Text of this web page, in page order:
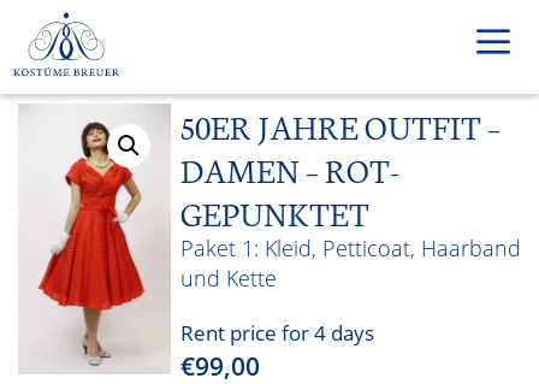
content
50ER JAHRE OUTFIT –
DAMEN – ROT-
GEPUNKTET
Kleid, Petticoat, Haarband
und Kette
Rent price for 4 days
€99,00